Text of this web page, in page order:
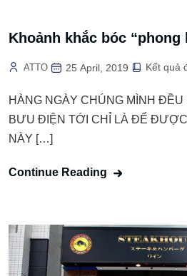
Khoảnh khắc bóc “phong
ATTO 25 April, 2019 Kết quả
HÀNG NGÀY CHÚNG MÌNH ĐỀU
BƯU ĐIỆN TỚI CHỈ LÀ ĐỂ
NÀY […]
Continue Reading